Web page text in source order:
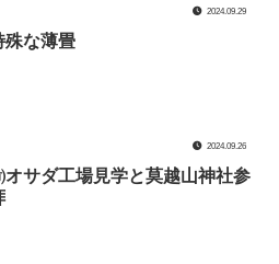
2024.09.29
殊な薄畳
2024.09.26
オサダ工場見学と莫越山神社参